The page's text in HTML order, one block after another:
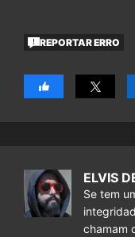
REPORTAR ERRO
ELVIS
Se tem
chamam